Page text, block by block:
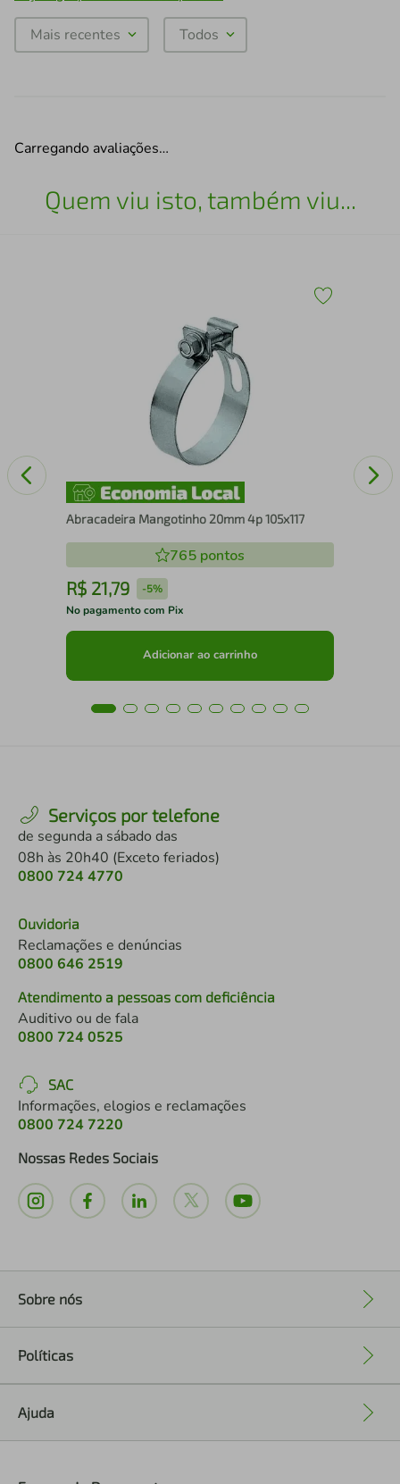
Mais recentes Todos
Carregando avaliações…
Quem viu isto, também viu...
Abracadeira Mangotinho 20mm 4p 105x117
765 pontos
R$ 21,79 -5%
No pagamento com Pix
Adicionar ao carrinho
Serviços por telefone
de segunda a sábado das
08h às 20h40 (Exceto feriados)
0800 724 4770
Ouvidoria
Reclamações e denúncias
0800 646 2519
Atendimento a pessoas com deficiência
Auditivo ou de fala
0800 724 0525
SAC
Informações, elogios e reclamações
0800 724 7220
Nossas Redes Sociais
Sobre nós
Políticas
Ajuda